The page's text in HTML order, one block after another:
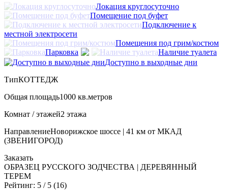
Локация круглосуточно
Помещение под буфет
Подключение к
местной электросети
Помещения под грим/костюм
Парковка
Наличие туалета
Доступно в выходные дни
ТипКОТТЕДЖ
Общая площадь1000 кв.метров
Комнат / этажей2 этажа
НаправлениеНоворижское шоссе | 41 км от МКАД
(ЗВЕНИГОРОД)
Заказать
ОБРАЗЕЦ РУССКОГО ЗОДЧЕСТВА | ДЕРЕВЯННЫЙ
ТЕРЕМ
Рейтинг: 5 / 5 (16)